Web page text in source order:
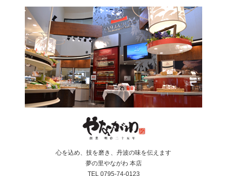
心を込め、技を磨き、丹波の味を伝えます
夢の里やながわ 本店
TEL 0795-74-0123